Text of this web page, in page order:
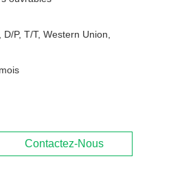
D/P, T/T, Western Union,
Contactez-Nous